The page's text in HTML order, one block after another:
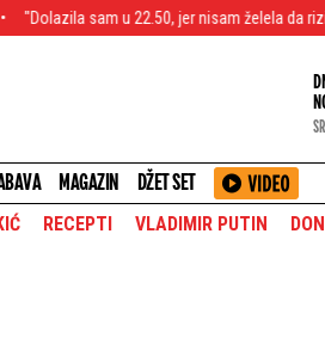
u 22.50, jer nisam želela da rizikujem da se
MAGAZIN DŽET SET
RECEPTI VLADIMIR PUTIN